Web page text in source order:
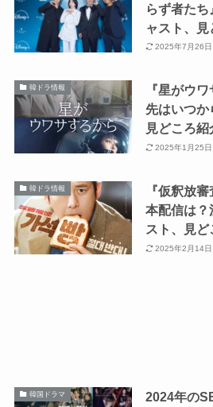
らず者た
ャスト、
2025年7月26日
韓ドラ情報
『星がウ
先はいつか
見どころ紹
2025年1月25日
韓ドラ情報
『仮釈放
本配信は？
スト、見ど
2025年2月14日
韓国ドラマ
2024年の